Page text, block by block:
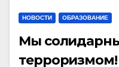
НОВОСТИ ОБРАЗОВАНИЕ
Мы
терроризмом!